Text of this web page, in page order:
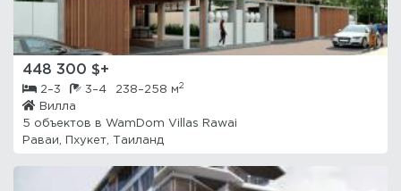
448 300 $+
2–3 3–4 238–258 м2
Вилла
5 объектов в WamDom Villas Rawai
Раваи, Пхукет, Таиланд